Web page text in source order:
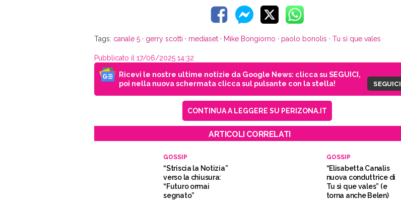
Tags: canale 5 · gerry scotti · mediaset · Mike Bongiorno · paolo bonolis · Tu sì que vales
Pubblicato il 17/06/2025 14:32
Ricevi le nostre ultime notizie da Google News: clicca su SEGUICI,
poi nella nuova schermata clicca sul pulsante con la stella!
SEGUICI
CONTINUA A LEGGERE SU PERIZONA.IT
ARTICOLI CORRELATI
GOSSIP
“Striscia la Notizia”
verso la chiusura:
“Futuro ormai
segnato”
GOSSIP
“Elisabetta Canalis
nuova conduttrice di
Tu sì que vales” (e
torna anche Belen)